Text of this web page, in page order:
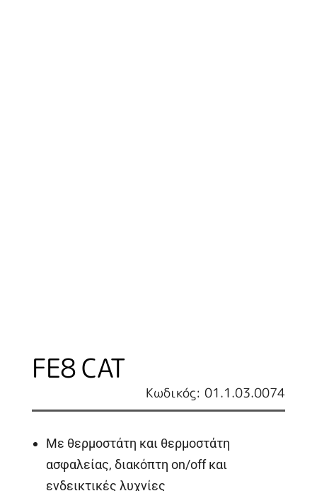
FE8 CAT
Κωδικός: 01.1.03.0074
Με θερμοστάτη και θερμοστάτη
ασφαλείας, διακόπτη on/off και
ενδεικτικές λυχνίες